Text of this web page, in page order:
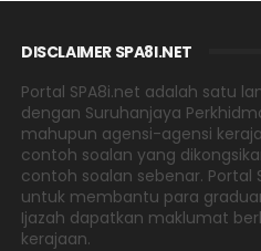
DISCLAIMER SPA8I.NET
Portal SPA8i.net adalah satu
dengan Suruhanjaya
mahupun agensi-agensi
contoh soalan yang
contoh soalan sebenar. Portal
untuk membantu para
Ijazah dapatkan maklumat
kerajaan.